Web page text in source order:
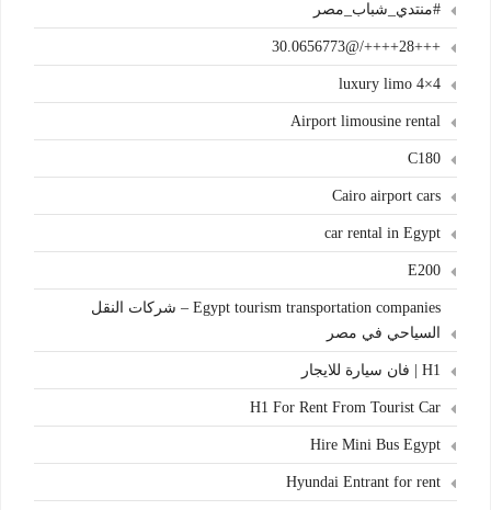
#منتدي_شباب_مصر
+++28++++/@30.0656773
4×4 luxury limo
Airport limousine rental
C180
Cairo airport cars
car rental in Egypt
E200
Egypt tourism transportation companies – شركات النقل
السياحي في مصر
H1 | فان سيارة للايجار
H1 For Rent From Tourist Car
Hire Mini Bus Egypt
Hyundai Entrant for rent